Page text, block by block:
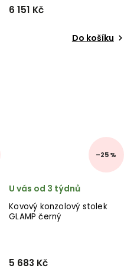
6 151 Kč
Do košíku
–25 %
Kovový konzolový stolek
GLAMP černý
U vás od 3 týdnů
5 683 Kč